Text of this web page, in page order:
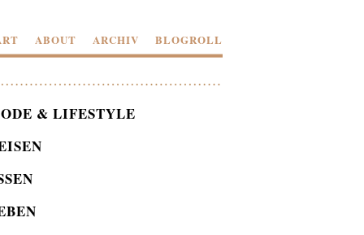
ABOUT ARCHIV BLOGROLL
& LIFESTYLE